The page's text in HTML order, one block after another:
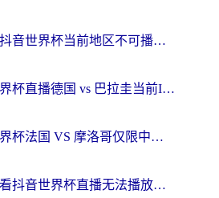
在加拿大看抖音世界杯当前地区不可播放？海外党体育观赛终极指南
在海外看世界杯直播德国 vs 巴拉圭当前IP受限制？这篇指南帮你轻松解决地区限制
在国外看世界杯法国 VS 摩洛哥仅限中国大陆？别让地域限制拦下你的欢呼
在澳大利亚看抖音世界杯直播无法播放？海外党体育观赛终极指南来了！